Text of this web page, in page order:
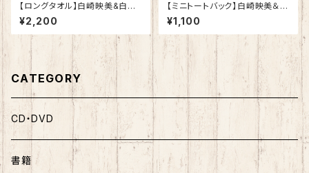
【ロングタオル】白崎映美&白ば
らボーイズ！会場未発売！！！！！
¥2,200
【ミニトートバック】白崎映美＆白
ばらボーイズ 使いやすいラテ
ンミニトートバック！
¥1,100
CATEGORY
CD・DVD
書籍